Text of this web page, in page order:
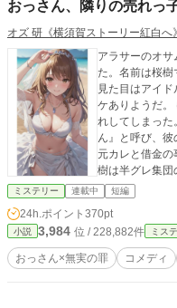
おっさん、隣りの売れっ
オズ 研《横須賀ストーリー紅白へ》
アラサーのオ
た。名前は桜樹
見た目はアイ
ケありようだ。
れしてしまった
ん』と呼び、彼の部屋
元カレと借金
樹は半グレ集団
ホストをしてい
金をマリリンが
は、セレブお嬢
を知った。 マ
れて引っ越して
の五味川クスオ
られてきた。
ミステリー 連載中 短編
24h.ポイント 370pt
小説 3,984 位 / 228,882件 ミス
おっさん×無実の罪 コメディ